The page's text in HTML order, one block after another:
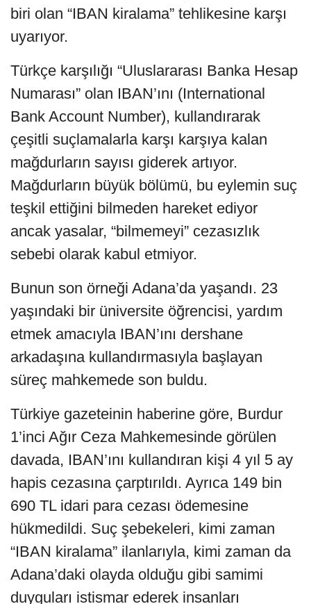
biri olan “IBAN kiralama” tehlikesine karşı
uyarıyor.
Türkçe karşılığı “Uluslararası Banka Hesap
Numarası” olan IBAN’ını (International
Bank Account Number), kullandırarak
çeşitli suçlamalarla karşı karşıya kalan
mağdurların sayısı giderek artıyor.
Mağdurların büyük bölümü, bu eylemin suç
teşkil ettiğini bilmeden hareket ediyor
ancak yasalar, “bilmemeyi” cezasızlık
sebebi olarak kabul etmiyor.
Bunun son örneği Adana’da yaşandı. 23
yaşındaki bir üniversite öğrencisi, yardım
etmek amacıyla IBAN’ını dershane
arkadaşına kullandırmasıyla başlayan
süreç mahkemede son buldu.
Türkiye gazeteinin haberine göre, Burdur
1’inci Ağır Ceza Mahkemesinde görülen
davada, IBAN’ını kullandıran kişi 4 yıl 5 ay
hapis cezasına çarptırıldı. Ayrıca 149 bin
690 TL idari para cezası ödemesine
hükmedildi. Suç şebekeleri, kimi zaman
“IBAN kiralama” ilanlarıyla, kimi zaman da
Adana’daki olayda olduğu gibi samimi
duyguları istismar ederek insanları